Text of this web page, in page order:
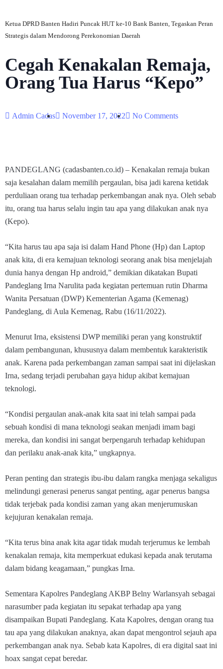
Ketua DPRD Banten Hadiri Puncak HUT ke-10 Bank Banten, Tegaskan Peran
Strategis dalam Mendorong Perekonomian Daerah
Cegah Kenakalan Remaja,
Orang Tua Harus “Kepo”
Admin Cadas November 17, 2022 No Comments
PANDEGLANG (cadasbanten.co.id) – Kenakalan remaja bukan
saja kesalahan dalam memilih pergaulan, bisa jadi karena ketidak
perduliaan orang tua terhadap perkembangan anak nya. Oleh sebab
itu, orang tua harus selalu ingin tau apa yang dilakukan anak nya
(Kepo).
“Kita harus tau apa saja isi dalam Hand Phone (Hp) dan Laptop
anak kita, di era kemajuan teknologi seorang anak bisa menjelajah
dunia hanya dengan Hp android,” demikian dikatakan Bupati
Pandeglang Irna Narulita pada kegiatan pertemuan rutin Dharma
Wanita Persatuan (DWP) Kementerian Agama (Kemenag)
Pandeglang, di Aula Kemenag, Rabu (16/11/2022).
Menurut Irna, eksistensi DWP memiliki peran yang konstruktif
dalam pembangunan, khususnya dalam membentuk karakteristik
anak. Karena pada perkembangan zaman sampai saat ini dijelaskan
Irna, sedang terjadi perubahan gaya hidup akibat kemajuan
teknologi.
“Kondisi pergaulan anak-anak kita saat ini telah sampai pada
sebuah kondisi di mana teknologi seakan menjadi imam bagi
mereka, dan kondisi ini sangat berpengaruh terhadap kehidupan
dan perilaku anak-anak kita,” ungkapnya.
Peran penting dan strategis ibu-ibu dalam rangka menjaga sekaligus
melindungi generasi penerus sangat penting, agar penerus bangsa
tidak terjebak pada kondisi zaman yang akan menjerumuskan
kejujuran kenakalan remaja.
“Kita terus bina anak kita agar tidak mudah terjerumus ke lembah
kenakalan remaja, kita memperkuat edukasi kepada anak terutama
dalam bidang keagamaan,” pungkas Irna.
Sementara Kapolres Pandeglang AKBP Belny Warlansyah sebagai
narasumber pada kegiatan itu sepakat terhadap apa yang
disampaikan Bupati Pandeglang. Kata Kapolres, dengan orang tua
tau apa yang dilakukan anaknya, akan dapat mengontrol sejauh apa
perkembangan anak nya. Sebab kata Kapolres, di era digital saat ini
hoax sangat cepat beredar.